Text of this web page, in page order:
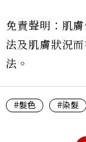
免責聲明：肌
法及肌膚狀況
法。
#髮色 #染髮